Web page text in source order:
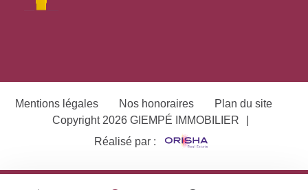
Mentions légales Nos honoraires
Plan du site
Copyright 2026 GIEMPÉ IMMOBILIER
Réalisé par :